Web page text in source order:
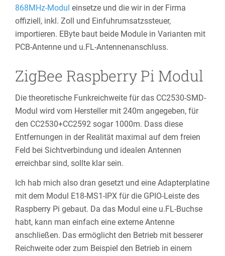
868MHz-Modul einsetze und die wir in der Firma
offiziell, inkl. Zoll und Einfuhrumsatzssteuer,
importieren. EByte baut beide Module in Varianten mit
PCB-Antenne und u.FL-Antennenanschluss.
ZigBee Raspberry Pi Modul
Die theoretische Funkreichweite für das CC2530-SMD-
Modul wird vom Hersteller mit 240m angegeben, für
den CC2530+CC2592 sogar 1000m. Dass diese
Entfernungen in der Realität maximal auf dem freien
Feld bei Sichtverbindung und idealen Antennen
erreichbar sind, sollte klar sein.
Ich hab mich also dran gesetzt und eine Adapterplatine
mit dem Modul E18-MS1-IPX für die GPIO-Leiste des
Raspberry Pi gebaut. Da das Modul eine u.FL-Buchse
habt, kann man einfach eine externe Antenne
anschließen. Das ermöglicht den Betrieb mit besserer
Reichweite oder zum Beispiel den Betrieb in einem